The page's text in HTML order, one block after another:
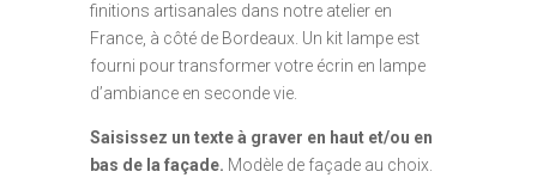
finitions artisanales dans notre atelier en
France, à côté de Bordeaux. Un kit lampe est
fourni pour transformer votre écrin en lampe
d’ambiance en seconde vie.
Saisissez un texte à graver en haut et/ou en
bas de la façade. Modèle de façade au choix.